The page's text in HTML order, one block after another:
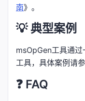
南》。
💡 典型案例
msOpGen工具通
工具，具体案例请
❓ FAQ